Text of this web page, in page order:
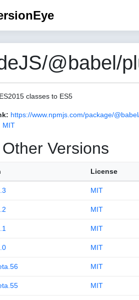
@babel/
classes to ES5
https://www.npmjs.com/package/
MIT
Versions
License
MIT
MIT
MIT
MIT
MIT
MIT